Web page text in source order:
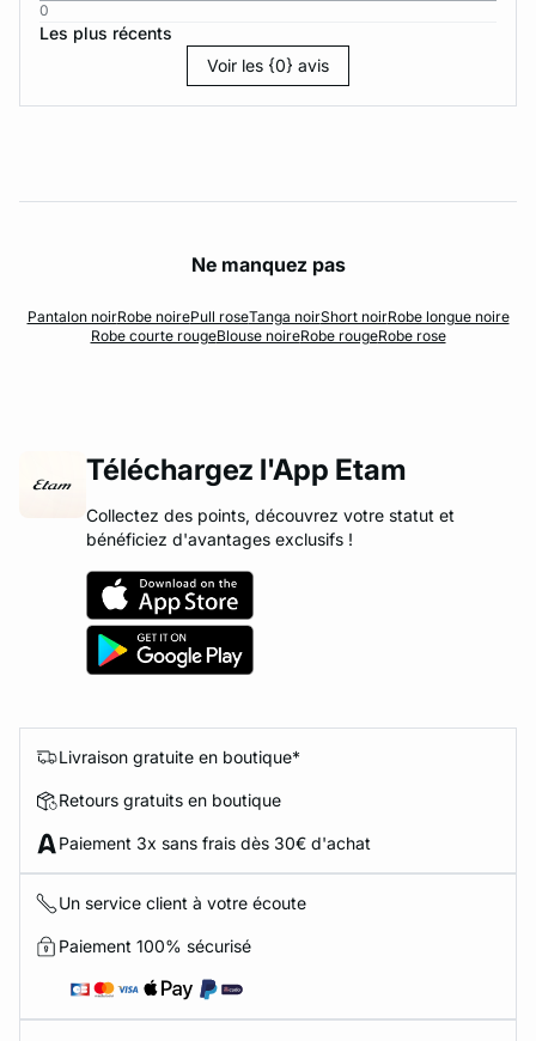
0
Les plus récents
Voir les {0} avis
Ne manquez pas
Pantalon noirRobe noirePull roseTanga noirShort noirRobe longue noire
Robe courte rougeBlouse noireRobe rougeRobe rose
Téléchargez l'App Etam
Collectez des points, découvrez votre statut et
bénéficiez d'avantages exclusifs !
Livraison gratuite en boutique*
Retours gratuits en boutique
Paiement 3x sans frais dès 30€ d'achat
Un service client à votre écoute
Paiement 100% sécurisé